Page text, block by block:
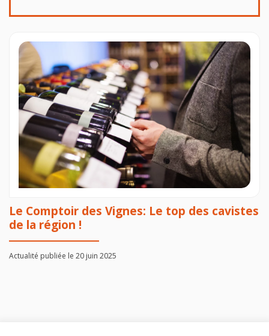
Le Comptoir des Vignes: Le top des cavistes
de la région !
Actualité publiée le 20 juin 2025